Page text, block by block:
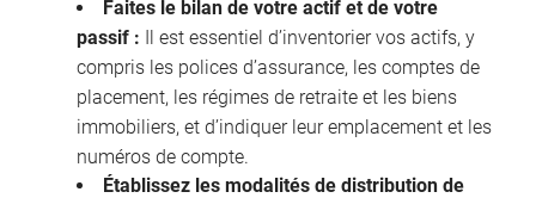
Faites le bilan de votre actif et de votre
passif : Il est essentiel d’inventorier vos actifs, y
compris les polices d’assurance, les comptes de
placement, les régimes de retraite et les biens
immobiliers, et d’indiquer leur emplacement et les
numéros de compte.
Établissez les modalités de distribution de